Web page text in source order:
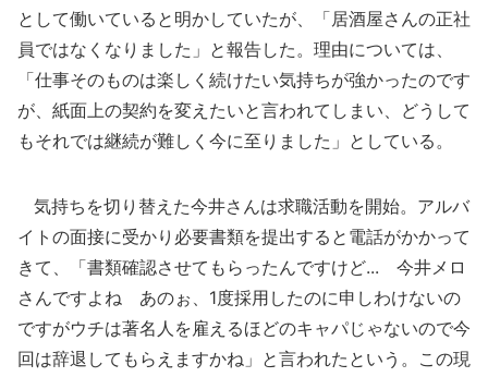
として働いていると明かしていたが、「居酒屋さんの正社
員ではなくなりました」と報告した。理由については、
「仕事そのものは楽しく続けたい気持ちが強かったのです
が、紙面上の契約を変えたいと言われてしまい、どうして
もそれでは継続が難しく今に至りました」としている。
気持ちを切り替えた今井さんは求職活動を開始。アルバ
イトの面接に受かり必要書類を提出すると電話がかかって
きて、「書類確認させてもらったんですけど... 今井メロ
さんですよね あのぉ、1度採用したのに申しわけないの
ですがウチは著名人を雇えるほどのキャパじゃないので今
回は辞退してもらえますかね」と言われたという。この現